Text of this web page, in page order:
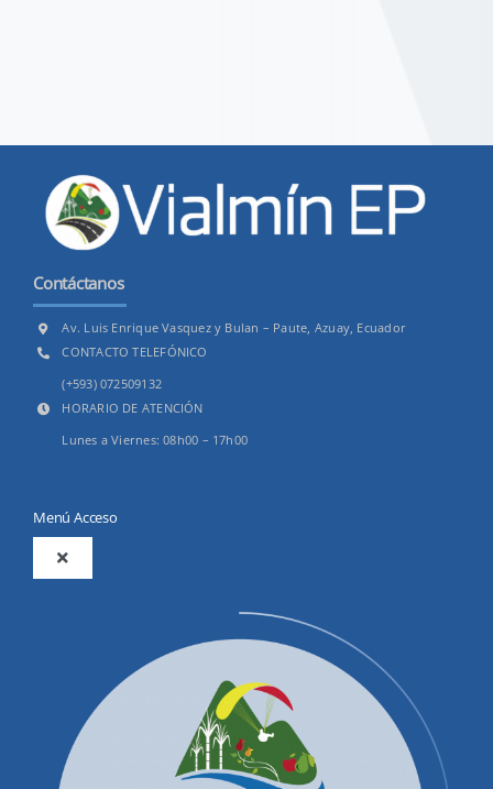
Contáctanos
Av. Luis Enrique Vasquez y Bulan – Paute, Azuay, Ecuador
CONTACTO TELEFÓNICO
(+593) 072509132
HORARIO DE ATENCIÓN
Lunes a Viernes: 08h00 – 17h00
Menú Acceso
Toggle
Productos y Servicios
Convocatorias Precalificación